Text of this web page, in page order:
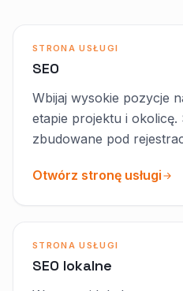
STRONA USŁUGI
SEO
Wbijaj wysokie pozycje
etapie projektu i
zbudowane pod
Otwórz stronę usługi
STRONA USŁUGI
SEO lokalne